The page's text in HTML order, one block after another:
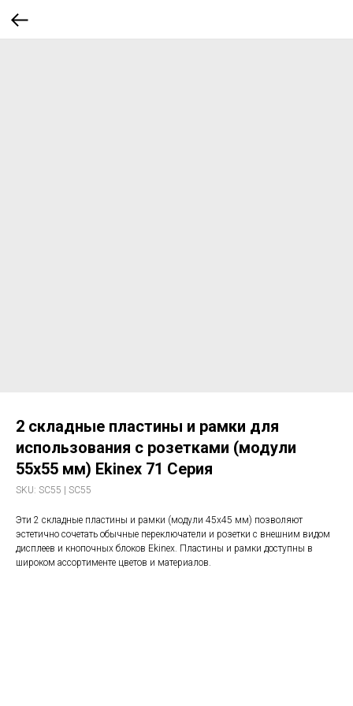
2 складные пластины и рамки для
использования с розетками (модули
55x55 мм) Ekinex 71 Серия
SKU: SC55 | SC55
Эти 2 складные пластины и рамки (модули 45x45 мм) позволяют
эстетично сочетать обычные переключатели и розетки с внешним видом
дисплеев и кнопочных блоков Ekinex. Пластины и рамки доступны в
широком ассортименте цветов и материалов.